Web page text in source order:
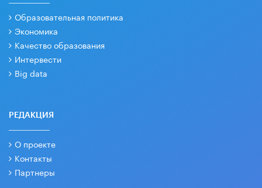
Образовательная политика
Экономика
Качество образования
Интервести
Big data
РЕДАКЦИЯ
О проекте
Контакты
Партнеры